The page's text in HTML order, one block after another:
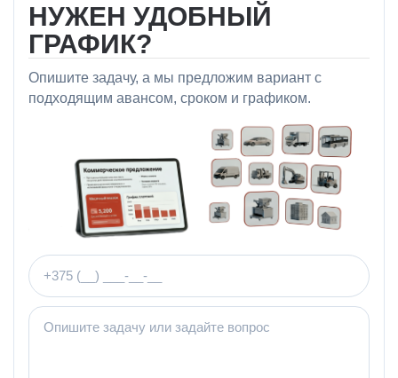
НУЖЕН УДОБНЫЙ
ГРАФИК?
Опишите задачу, а мы предложим вариант с
подходящим авансом, сроком и графиком.
Телефон
Комментарий